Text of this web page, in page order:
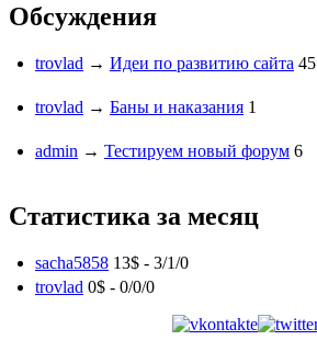
Обсуждения
trovlad → Идеи по развитию сайта 45
trovlad → Баны и наказания 1
admin → Тестируем новый форум 6
Статистика за месяц
sacha5858 13$ - 3/1/0
trovlad 0$ - 0/0/0